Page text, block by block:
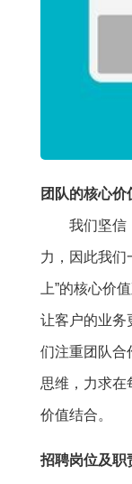
团队的核心价
我们坚信
力，因此我们
上”的核心价
让客户的业务
们注重团队合
思维，力求在
价值结合。
招聘岗位及职